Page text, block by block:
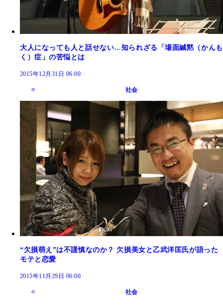
大人になっても人と話せない…知られざる「場面緘黙（かんも
く）症」の苦悩とは
2015年12月31日 06:00
社会
“欠損萌え”は不謹慎なのか？ 欠損美女と乙武洋匡氏が語った
モテと恋愛
2015年11月29日 06:00
社会